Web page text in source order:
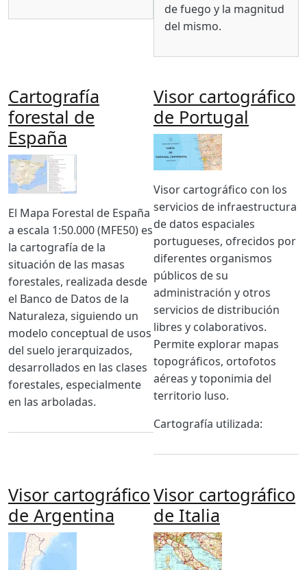
de fuego y la magnitud
del mismo.
Cartografía
forestal de
España
Imagen
Body
El Mapa Forestal de España
a escala 1:50.000 (MFE50) es
la cartografía de la
situación de las masas
forestales, realizada desde
el Banco de Datos de la
Naturaleza, siguiendo un
modelo conceptual de usos
del suelo jerarquizados,
desarrollados en las clases
forestales, especialmente
en las arboladas.
Visor cartográfico
de Portugal
Imagen
Body
Visor cartográfico con los
servicios de infraestructura
de datos espaciales
portugueses, ofrecidos por
diferentes organismos
públicos de su
administración y otros
servicios de distribución
libres y colaborativos.
Permite explorar mapas
topográficos, ortofotos
aéreas y toponimia del
territorio luso.
Cartografía utilizada:
Visor cartográfico
de Argentina
Imagen
Visor cartográfico
de Italia
Imagen